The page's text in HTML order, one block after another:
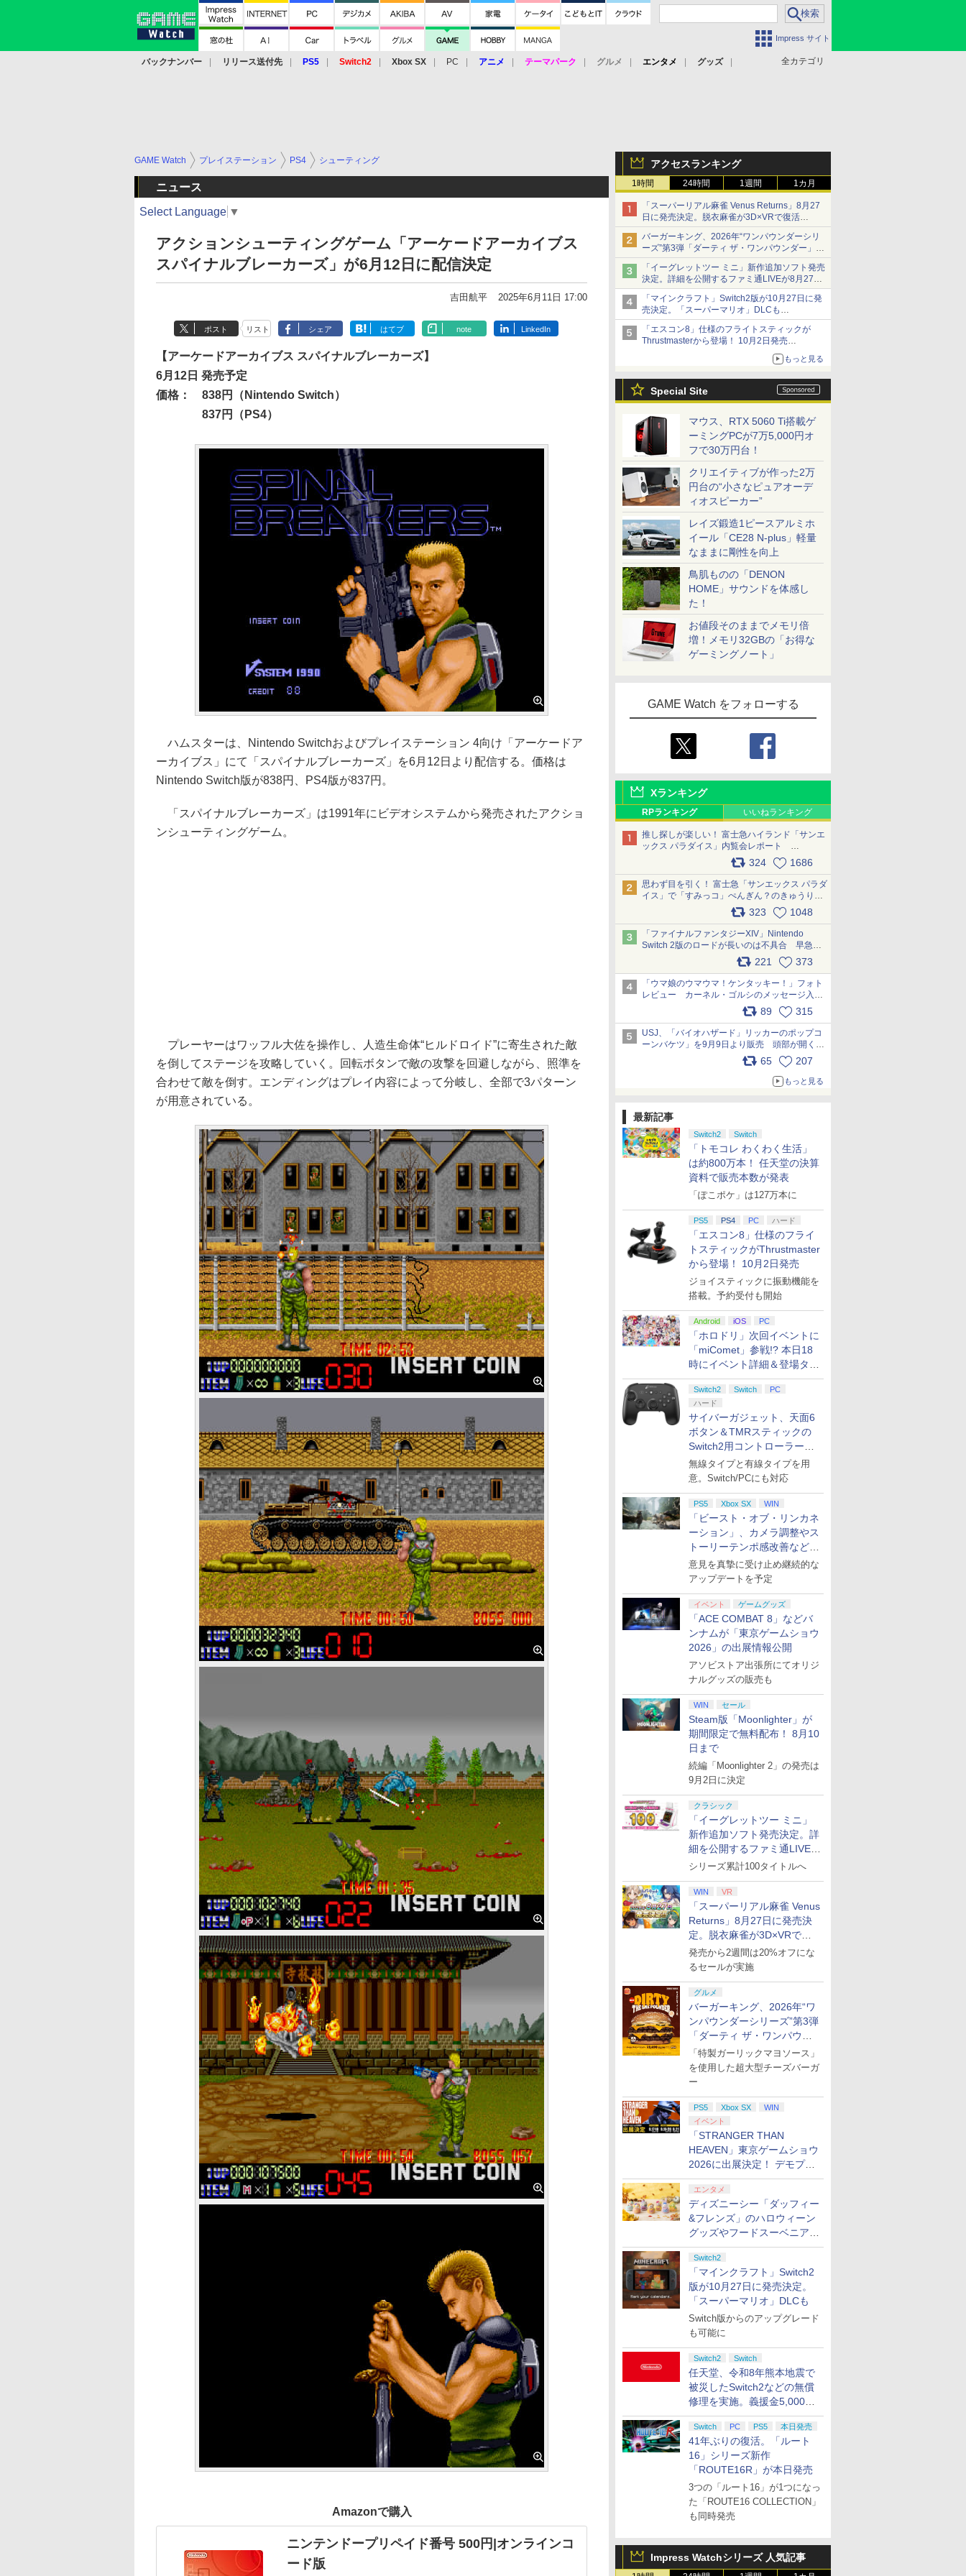
Impress サイト
全カテゴリ
バックナンバー リリース送付先 PS5 Switch2 Xbox SX PC アニメ テーマパーク グルメ エンタメ
グッズ
アクセスランキング
1時間 24時間 1週間 1カ月
「スーパーリアル麻雀 Venus Returns」8月27
日に発売決定。脱衣麻雀が3D×VRで復活
発売から2週間は20%オフになるセールが実施
バーガーキング、2026年“ワンパウンダーシリ
ーズ”第3弾「ダーティ ザ・ワンパウンダー」を
8月7日発売
「特製ガーリックマヨソース」を使用した超大
型チーズバーガー
「イーグレットツー ミニ」新作追加ソフト発売
決定。詳細を公開するファミ通LIVEが8月27日
20時から配信
シリーズ累計100タイトルへ
「マインクラフト」Switch2版が10月27日に発
売決定。「スーパーマリオ」DLCも
Switch版からのアップグレードも可能に
「エスコン8」仕様のフライトスティックが
Thrustmasterから登場！ 10月2日発売
ジョイスティックに振動機能を搭載。予約受付
もっと見る
Special Site
マウス、RTX 5060 Ti搭載ゲ
ーミングPCが7万5,000円オ
フで30万円台！
クリエイティブが作った2万
円台の“小さなピュアオーデ
ィオスピーカー”
レイズ鍛造1ピースアルミホ
イール「CE28 N-plus」軽量
なままに剛性を向上
鳥肌ものの「DENON
HOME」サウンドを体感し
た！
お値段そのままでメモリ倍
増！メモリ32GBの「お得な
ゲーミングノート」
GAME Watch をフォローする
Xランキング
RPランキング いいねランキング
推し探しが楽しい！ 富士急ハイランド「サンエ
ックス パラダイス」内覧会レポート
324 1686
思わず目を引く！ 富士急「サンエックス パラダ
イス」で「すみっコ」ぺんぎん？のきゅうりド
ッグを食べてみた イラストそのままのメニュ
ー化に挑戦。これが意外にもおいしい
pic.x.com/Kgl04hZaeg
323 1048
「ファイナルファンタジーXIV」Nintendo
Switch 2版のロードが長いのは不具合 早急に
アップデートできるよう対応中221 373
「ウマ娘のウマウマ！ケンタッキー！」フォト
レビュー カーネル・ゴルシのメッセージ入り
パッケージや描き下ろしトレカなどが登場
89 315
USJ、「バイオハザード」リッカーのポップコ
ーンバケツ」を9月9日より販売 頭部が開く仕
組み。味は恐怖を堪のう「味噌フレーバー」
65 207
もっと見る
最新記事
Switch2 Switch
「トモコレ わくわく生活」
は約800万本！ 任天堂の決算
資料で販売本数が発表
「ぽこポケ」は127万本に
PS5 PS4 PC ハード
「エスコン8」仕様のフライ
トスティックがThrustmaster
から登場！ 10月2日発売
ジョイスティックに振動機能を
搭載。予約受付も開始
Android iOS PC
「ホロドリ」次回イベントに
「miComet」参戦!? 本日18
時にイベント詳細＆登場タレ
ント公開
Switch2 Switch
PC
ハード
サイバーガジェット、天面6
ボタン＆TMRスティックの
Switch2用コントローラーを9
月下旬発売！
無線タイプと有線タイプを用
意。Switch/PCにも対応
PS5 Xbox SX WIN
「ビースト・オブ・リンカネ
ーション」、カメラ調整やス
トーリーテンポ感改善などの
アプデを1週間以内に実施
意見を真摯に受け止め継続的な
アップデートを予定
イベント ゲームグッズ
「ACE COMBAT 8」などバ
ンナムが「東京ゲームショウ
2026」の出展情報公開
アソビストア出張所にてオリジ
ナルグッズの販売も
WIN セール
Steam版「Moonlighter」が
期間限定で無料配布！ 8月10
日まで
続編「Moonlighter 2」の発売は
9月2日に決定
クラシック
「イーグレットツー ミニ」
新作追加ソフト発売決定。詳
細を公開するファミ通LIVEが
8月27日20時から配信
シリーズ累計100タイトルへ
WIN VR
「スーパーリアル麻雀 Venus
Returns」8月27日に発売決
定。脱衣麻雀が3D×VRで復
活
発売から2週間は20%オフにな
るセールが実施
グルメ
バーガーキング、2026年“ワ
ンパウンダーシリーズ”第3弾
「ダーティ ザ・ワンパウン
ダー」を8月7日発売
「特製ガーリックマヨソース」
を使用した超大型チーズバーガ
ー
PS5 Xbox SX
WIN
イベント
「STRANGER THAN
HEAVEN」東京ゲームショウ
2026に出展決定！ デモプレ
イや体験型展示も
エンタメ
ディズニーシー「ダッフィー
&フレンズ」のハロウィーン
グッズやフードスーベニアが
8月25日より発売
Switch2
「マインクラフト」Switch2
版が10月27日に発売決定。
「スーパーマリオ」DLCも
Switch版からのアップグレード
も可能に
Switch2 Switch
任天堂、令和8年熊本地震で
被災したSwitch2などの無償
修理を実施。義援金5,000万
円の寄付も発表
Switch PC PS5 本日発売
41年ぶりの復活。「ルート
16」シリーズ新作
「ROUTE16R」が本日発売
3つの「ルート16」が1つになっ
た「ROUTE16 COLLECTION」
も同時発売
Impress Watchシリーズ 人気記事
GAME Watch プレイステーション PS4 シューティング
ニュース
Select Language ▼
アクションシューティングゲーム「アーケードアーカイブス
スパイナルブレーカーズ」が6月12日に配信決定
吉田航平 2025年6月11日 17:00
ポスト リスト シェア はてブ note LinkedIn
【アーケードアーカイブス スパイナルブレーカーズ】
6月12日 発売予定
価格：
838円（Nintendo Switch）
837円（PS4）
ハムスターは、Nintendo Switchおよびプレイステーション 4向け「アーケードア
ーカイブス」にて「スパイナルブレーカーズ」を6月12日より配信する。価格は
Nintendo Switch版が838円、PS4版が837円。
「スパイナルブレーカーズ」は1991年にビデオシステムから発売されたアクショ
ンシューティングゲーム。
プレーヤーはワッフル大佐を操作し、人造生命体“ヒルドロイド”に寄生された敵
を倒してステージを攻略していく。回転ボタンで敵の攻撃を回避しながら、照準を
合わせて敵を倒す。エンディングはプレイ内容によって分岐し、全部で3パターン
が用意されている。
Amazonで購入
ニンテンドープリペイド番号 500円|オンラインコ
ード版